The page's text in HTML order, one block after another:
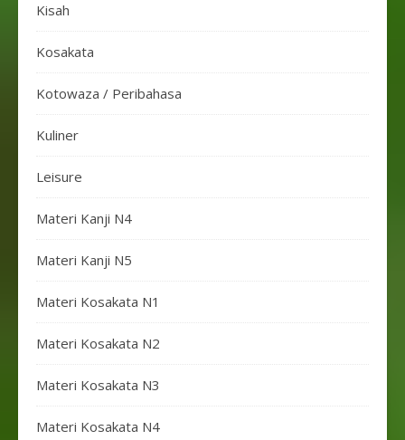
Kisah
Kosakata
Kotowaza / Peribahasa
Kuliner
Leisure
Materi Kanji N4
Materi Kanji N5
Materi Kosakata N1
Materi Kosakata N2
Materi Kosakata N3
Materi Kosakata N4